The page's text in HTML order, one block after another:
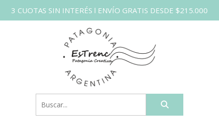
3 CUOTAS SIN INTERÉS l ENVÍO GRATIS DESDE $215.000